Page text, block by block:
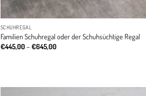
SCHUHREGAL
Familien Schuhregal oder der Schuhsüchtige Regal
€445,00– €645,00Price